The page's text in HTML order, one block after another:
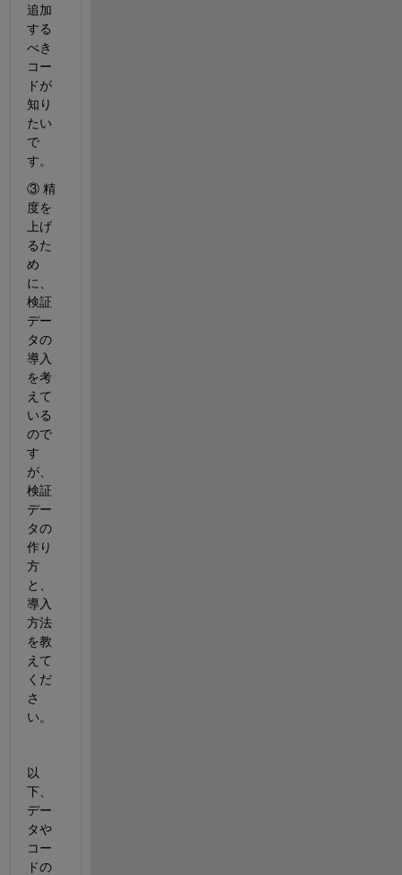
追加
する
べき
コー
ドが
知り
たい
で
す。
③ 精
度を
上げ
るた
め
に、
検証
デー
タの
導入
を考
えて
いる
ので
す
が、
検証
デー
タの
作り
方
と、
導入
方法
を教
えて
くだ
さ
い。
以
下、
デー
タや
コー
ドの